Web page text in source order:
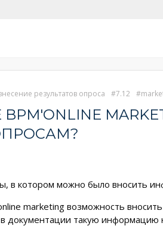
результатов опроса 7.12
в котором можно было вносить
marketing возможность
документации такую информацию